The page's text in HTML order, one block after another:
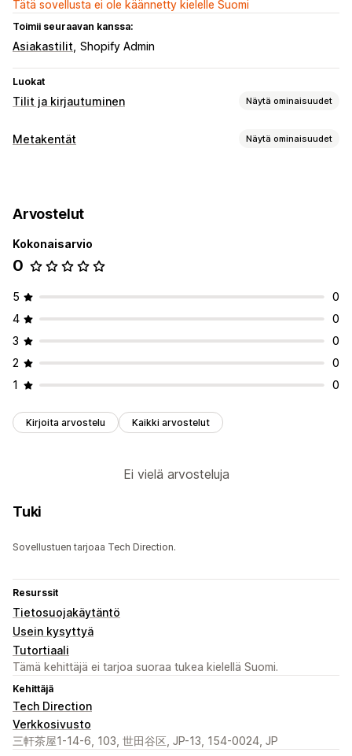
Tätä sovellusta ei ole käännetty kielelle Suomi
Toimii seuraavan kanssa:
Asiakastilit Shopify Admin
Luokat
Tilit ja kirjautuminen Näytä ominaisuudet
Tilin ylläpito
Metakentät Näytä ominaisuudet
Arvostelut
Kokonaisarvio
0
5
0
4
0
3
0
2
0
1
0
Kirjoita arvostelu Kaikki arvostelut
Ei vielä arvosteluja
Tuki
Sovellustuen tarjoaa Tech Direction.
Resurssit
Tietosuojakäytäntö
Usein kysyttyä
Tutortiaali
Tämä kehittäjä ei tarjoa suoraa tukea kielellä Suomi.
Kehittäjä
Tech Direction
Verkkosivusto
三軒茶屋1-14-6, 103, 世田谷区, JP-13, 154-0024, JP